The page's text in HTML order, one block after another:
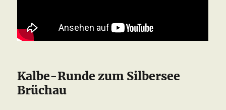
Kalbe-Runde zum Silbersee
Brüchau